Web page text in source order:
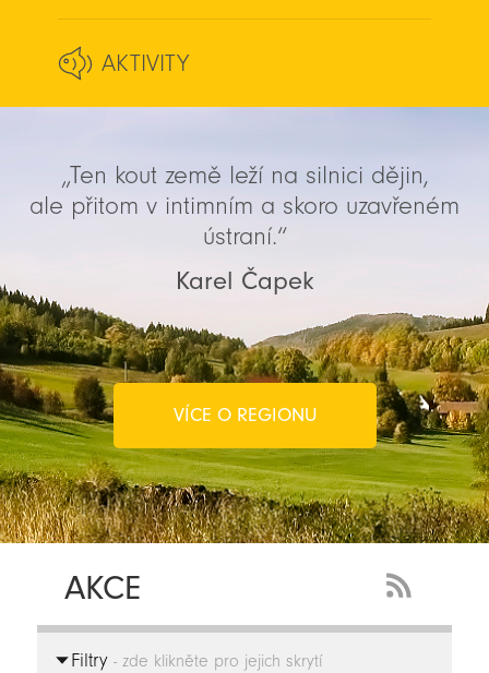
AKTIVITY
„Ten kout země leží na silnici dějin,
ale přitom v intimním a skoro uzavřeném
ústraní.“
Karel Čapek
VÍCE O REGIONU
AKCE
Feed
Filtry- zde klikněte pro jejich skrytí